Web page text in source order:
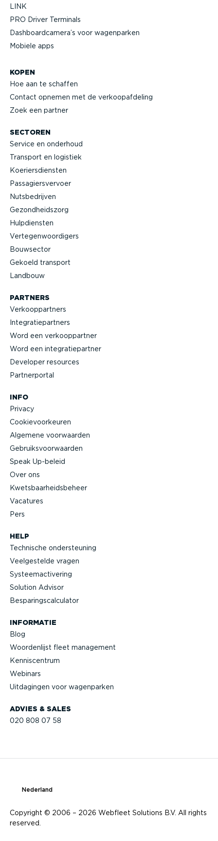
LINK
PRO Driver Terminals
Dashboard­camera’s voor wagenparken
Mobiele apps
KOPEN
Hoe aan te schaffen
Contact opnemen met de verkoop­af­deling
Zoek een partner
SECTOREN
Service en onderhoud
Transport en logistiek
Koeriers­diensten
Passa­giers­vervoer
Nutsbe­drijven
Gezond­heidszorg
Hulpdiensten
Verte­gen­woor­digers
Bouwsector
Gekoeld transport
Landbouw
ADVIES & SALES
020 808 07 58
HELP
Technische onder­steuning
Veelge­stelde vragen
Systeem­ac­ti­vering
Solution Advisor
Bespa­rings­cal­cu­lator
INFORMATIE
Blog
Woorden­lijst fleet management
Kennis­centrum
Webinars
Uitdagingen voor wagenparken
PARTNERS
Verkoop­partners
Integra­tie­partners
Word een verkoop­partner
Word een integra­tie­partner
Developer resources
Partner­portal
INFO
Privacy
Cookie­voor­keuren
Algemene voorwaarden
Gebruiks­voor­waarden
Speak Up-beleid
Over ons
Kwets­baar­heids­beheer
Vacatures
Pers
Copyright © 2006 – 2026 Webfleet Solutions B.V. All rights
reserved.
Nederland